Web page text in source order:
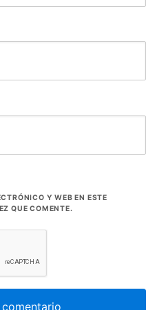
Y WEB EN ESTE
QUE COMENTE.